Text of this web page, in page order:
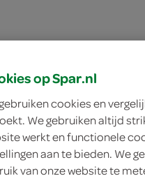
maar worden wél
op Spar.nl
cookies en
We gebruiken altijd
werkt en functionele
aan te bieden. We
van onze website te